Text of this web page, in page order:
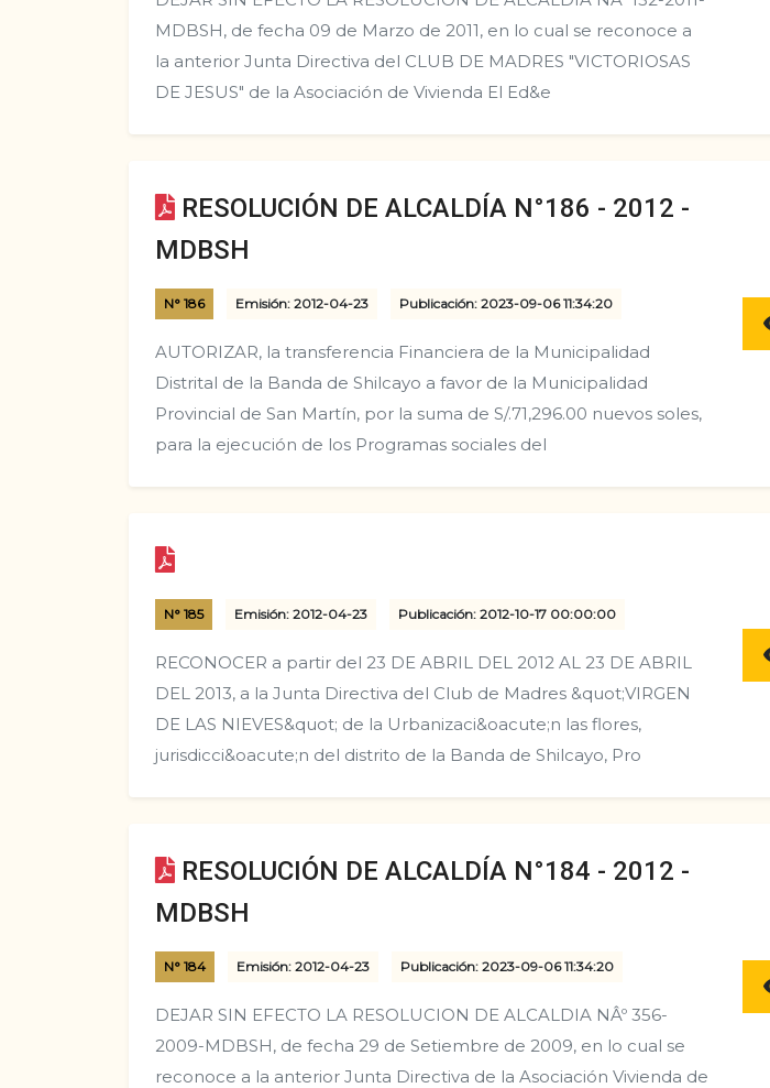
MDBSH, de fecha 09 de Marzo de 2011, en lo cual se reconoce a
la anterior Junta Directiva del CLUB DE MADRES "VICTORIOSAS
DE JESUS" de la Asociación de Vivienda El Ed&e
RESOLUCIÓN DE ALCALDÍA N°186 - 2012 -
MDBSH
N° 186 Emisión: 2012-04-23 Publicación: 2023-09-06 11:34:20
AUTORIZAR, la transferencia Financiera de la Municipalidad
Distrital de la Banda de Shilcayo a favor de la Municipalidad
Provincial de San Martí­n, por la suma de S/.71,296.00 nuevos soles,
para la ejecución de los Programas sociales del
N° 185 Emisión: 2012-04-23 Publicación: 2012-10-17 00:00:00
RECONOCER a partir del 23 DE ABRIL DEL 2012 AL 23 DE ABRIL
DEL 2013, a la Junta Directiva del Club de Madres &quot;VIRGEN
DE LAS NIEVES&quot; de la Urbanizaci&oacute;n las flores,
jurisdicci&oacute;n del distrito de la Banda de Shilcayo, Pro
RESOLUCIÓN DE ALCALDÍA N°184 - 2012 -
MDBSH
N° 184 Emisión: 2012-04-23 Publicación: 2023-09-06 11:34:20
DEJAR SIN EFECTO LA RESOLUCION DE ALCALDIA NÂº 356-
2009-MDBSH, de fecha 29 de Setiembre de 2009, en lo cual se
reconoce a la anterior Junta Directiva de la Asociación Vivienda de